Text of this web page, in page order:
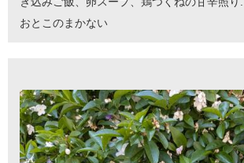
おとこのまかない